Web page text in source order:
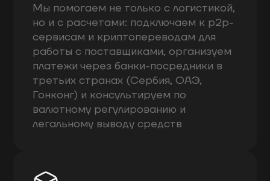
Мы помогаем не только с логистикой,
но и с расчетами: подключаем к p2p-
сервисам и криптопереводам для
работы с поставщиками, организуем
платежи через банки-посредники в
третьих странах (Сербия, ОАЭ,
Гонконг) и консультируем по
валютному регулированию и
легальному выводу средств